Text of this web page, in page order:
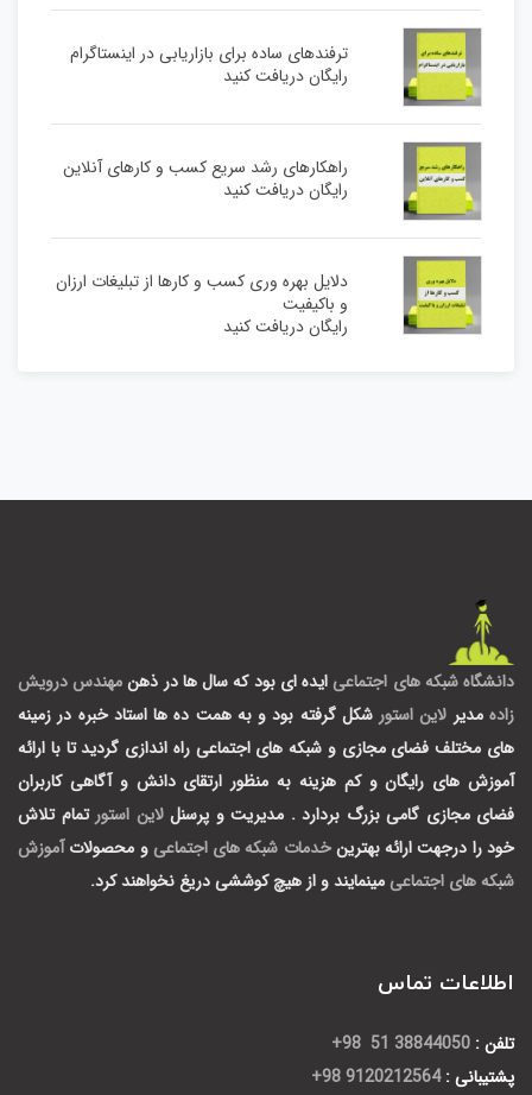
ترفندهای ساده برای بازاریابی در اینستاگرام
رایگان دریافت کنید
راهکارهای رشد سریع کسب و کارهای آنلاین
رایگان دریافت کنید
دلایل بهره وری کسب و کارها از تبلیغات ارزان
و باکیفیت
رایگان دریافت کنید
دانشگاه شبکه های اجتماعی ایده ای بود که سال ها در ذهنمهندس درویش
زاده مدیر لاین استور شکل گرفته بود و به همت ده ها استاد خبره در زمینه
های مختلف فضای مجازی و شبکه های اجتماعی راه اندازی گردید تا با ارائه
آموزش های رایگان و کم هزینه به منظور ارتقای دانش و آگاهی کاربران
فضای مجازی گامی بزرگ بردارد . مدیریت و پرسنللاین استور تمام تلاش
خود را درجهت ارائه بهترینخدمات شبکه های اجتماعی و محصولات آموزش
شبکه های اجتماعی مینمایند و از هیچ کوششی دریغ نخواهند کرد.
اطلاعات تماس
تلفن : 38844050 51 98+
پشتیبانی : 9120212564 98+